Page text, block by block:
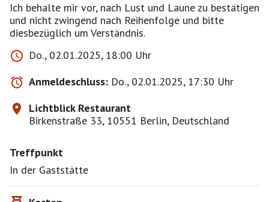
Ich behalte mir vor, nach Lust und Laune zu bestätigen
und nicht zwingend nach Reihenfolge und bitte
diesbezüglich um Verständnis.
Do., 02.01.2025, 18:00 Uhr
Anmeldeschluss: Do., 02.01.2025, 17:30 Uhr
Lichtblick Restaurant
Birkenstraße 33, 10551 Berlin, Deutschland
Treffpunkt
In der Gaststätte